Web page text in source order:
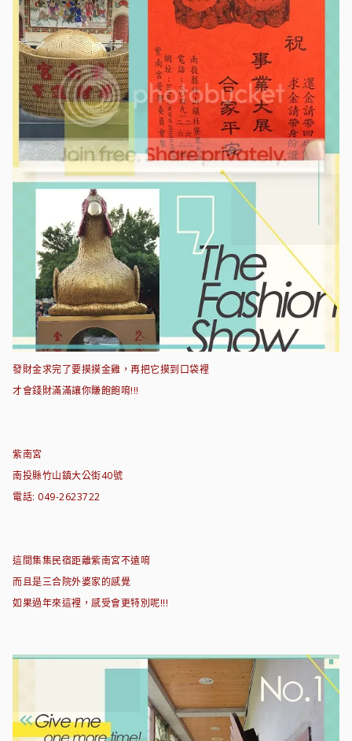
發財金求完了要摸摸金雞，再把它摸到口袋裡
才會錢財滿滿讓你賺飽飽唷!!!
紫南宮
南投縣竹山鎮大公街40號
電話: 049-2623722
這間集集民宿距離紫南宮不遠唷
而且是三合院外婆家的感覺
如果過年來這裡，感受會更特別呢!!!